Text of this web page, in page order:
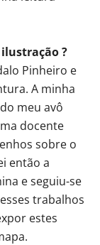
ilustração ?
Pinheiro e
A minha
meu avô
docente
sobre o
então a
e seguiu-se
trabalhos
estes